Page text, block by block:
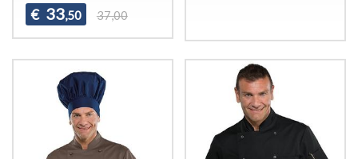
€ 33,50 37,00